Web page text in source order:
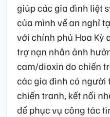
giúp các gia đình liệt
của mình về an nghỉ
với chính phủ Hoa Kỳ
trợ nạn nhân ảnh
cam/dioxin do chiến
các gia đình có người
chiến tranh, kết nối
để phục vụ công tác